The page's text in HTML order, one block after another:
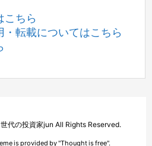
こちら
転載についてはこちら
代の投資家jun All Rights Reserved.
is provided by "Thought is free".